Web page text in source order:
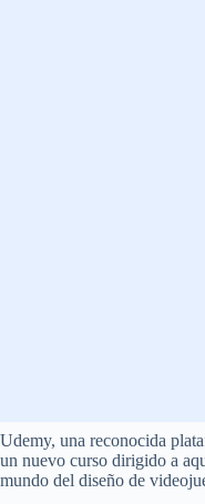
Udemy, una reconocida
un nuevo curso dirigido a
mundo del diseño de